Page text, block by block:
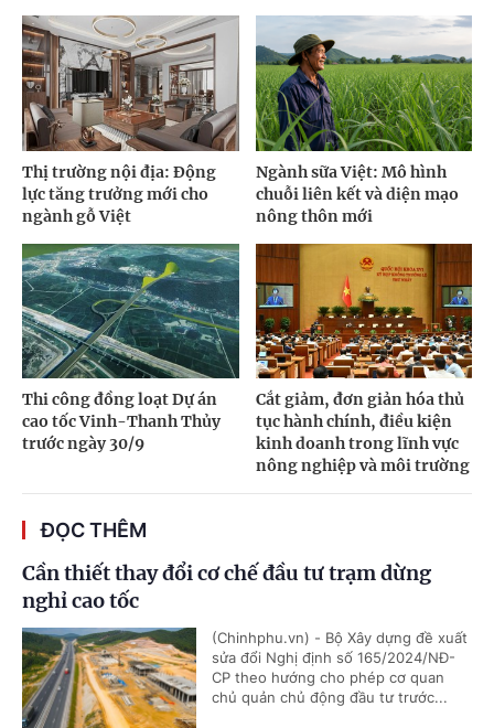
Thị trường nội địa: Động
lực tăng trưởng mới cho
ngành gỗ Việt
Ngành sữa Việt: Mô hình
chuỗi liên kết và diện mạo
nông thôn mới
Thi công đồng loạt Dự án
cao tốc Vinh-Thanh Thủy
trước ngày 30/9
Cắt giảm, đơn giản hóa thủ
tục hành chính, điều kiện
kinh doanh trong lĩnh vực
nông nghiệp và môi trường
ĐỌC THÊM
Cần thiết thay đổi cơ chế đầu tư trạm dừng
nghỉ cao tốc
(Chinhphu.vn) - Bộ Xây dựng đề xuất
sửa đổi Nghị định số 165/2024/NĐ-
CP theo hướng cho phép cơ quan
chủ quản chủ động đầu tư trước...